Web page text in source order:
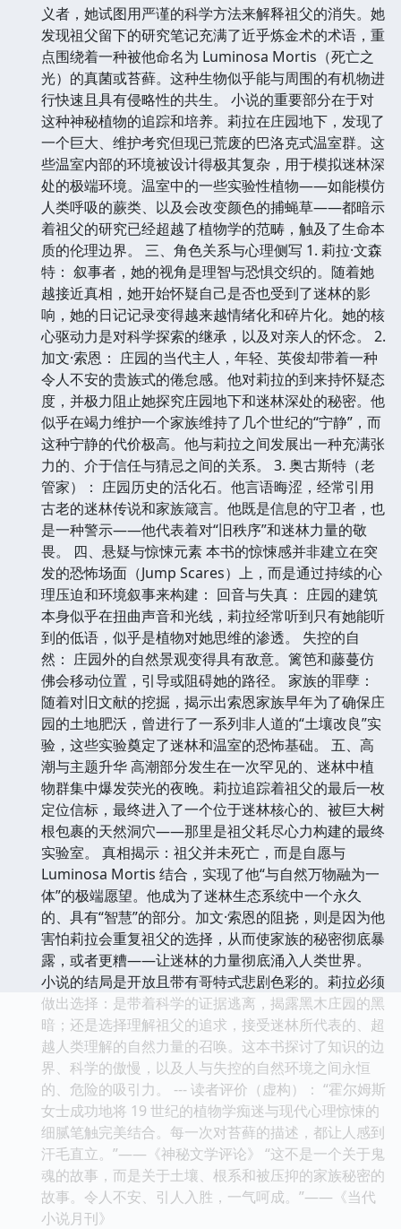
义者，她试图用严谨的科学方法来解释祖父的消失。她
发现祖父留下的研究笔记充满了近乎炼金术的术语，重
点围绕着一种被他命名为 Luminosa Mortis（死亡之
光）的真菌或苔藓。这种生物似乎能与周围的有机物进
行快速且具有侵略性的共生。 小说的重要部分在于对
这种神秘植物的追踪和培养。莉拉在庄园地下，发现了
一个巨大、维护考究但现已荒废的巴洛克式温室群。这
些温室内部的环境被设计得极其复杂，用于模拟迷林深
处的极端环境。温室中的一些实验性植物——如能模仿
人类呼吸的蕨类、以及会改变颜色的捕蝇草——都暗示
着祖父的研究已经超越了植物学的范畴，触及了生命本
质的伦理边界。 三、角色关系与心理侧写 1. 莉拉·文森
特： 叙事者，她的视角是理智与恐惧交织的。随着她
越接近真相，她开始怀疑自己是否也受到了迷林的影
响，她的日记记录变得越来越情绪化和碎片化。她的核
心驱动力是对科学探索的继承，以及对亲人的怀念。 2.
加文·索恩： 庄园的当代主人，年轻、英俊却带着一种
令人不安的贵族式的倦怠感。他对莉拉的到来持怀疑态
度，并极力阻止她探究庄园地下和迷林深处的秘密。他
似乎在竭力维护一个家族维持了几个世纪的“宁静”，而
这种宁静的代价极高。他与莉拉之间发展出一种充满张
力的、介于信任与猜忌之间的关系。 3. 奥古斯特（老
管家）： 庄园历史的活化石。他言语晦涩，经常引用
古老的迷林传说和家族箴言。他既是信息的守卫者，也
是一种警示——他代表着对“旧秩序”和迷林力量的敬
畏。 四、悬疑与惊悚元素 本书的惊悚感并非建立在突
发的恐怖场面（Jump Scares）上，而是通过持续的心
理压迫和环境叙事来构建： 回音与失真： 庄园的建筑
本身似乎在扭曲声音和光线，莉拉经常听到只有她能听
到的低语，似乎是植物对她思维的渗透。 失控的自
然： 庄园外的自然景观变得具有敌意。篱笆和藤蔓仿
佛会移动位置，引导或阻碍她的路径。 家族的罪孽：
随着对旧文献的挖掘，揭示出索恩家族早年为了确保庄
园的土地肥沃，曾进行了一系列非人道的“土壤改良”实
验，这些实验奠定了迷林和温室的恐怖基础。 五、高
潮与主题升华 高潮部分发生在一次罕见的、迷林中植
物群集中爆发荧光的夜晚。莉拉追踪着祖父的最后一枚
定位信标，最终进入了一个位于迷林核心的、被巨大树
根包裹的天然洞穴——那里是祖父耗尽心力构建的最终
实验室。 真相揭示：祖父并未死亡，而是自愿与
Luminosa Mortis 结合，实现了他“与自然万物融为一
体”的极端愿望。他成为了迷林生态系统中一个永久
的、具有“智慧”的部分。加文·索恩的阻挠，则是因为他
害怕莉拉会重复祖父的选择，从而使家族的秘密彻底暴
露，或者更糟——让迷林的力量彻底涌入人类世界。
小说的结局是开放且带有哥特式悲剧色彩的。莉拉必须
做出选择：是带着科学的证据逃离，揭露黑木庄园的黑
暗；还是选择理解祖父的追求，接受迷林所代表的、超
越人类理解的自然力量的召唤。这本书探讨了知识的边
界、科学的傲慢，以及人与失控的自然环境之间永恒
的、危险的吸引力。 --- 读者评价（虚构）： “霍尔姆斯
女士成功地将 19 世纪的植物学痴迷与现代心理惊悚的
细腻笔触完美结合。每一次对苔藓的描述，都让人感到
汗毛直立。”——《神秘文学评论》 “这不是一个关于鬼
魂的故事，而是关于土壤、根系和被压抑的家族秘密的
故事。令人不安、引人入胜，一气呵成。”——《当代
小说月刊》